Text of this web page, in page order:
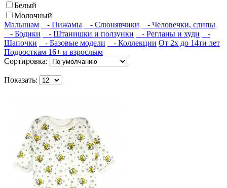
Белый
Молочный
Малышам
- Пижамы - Слюнявчики
- Человечки, слипы
- Бодики
- Штанишки и ползунки - Регланы и худи
-
Шапочки
- Базовые модели - Коллекции От 2х до 14ти лет
Подросткам 16+ и взрослым
Сортировка:
Показать: